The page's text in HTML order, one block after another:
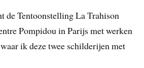
de Tentoonstelling La Trahison
Pompidou in Parijs met werken
ik deze twee schilderijen met